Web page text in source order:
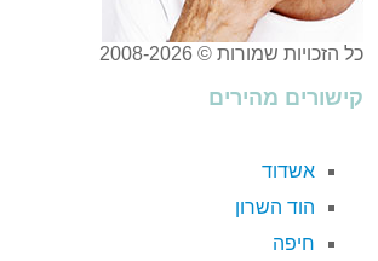
כל הזכויות שמורות © 2008-2026
קישורים מהירים
אשדוד
הוד השרון
חיפה